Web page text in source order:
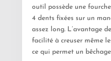
outil possède une
4 dents fixées sur un
assez long. L’avantage
facilité à creuser même
ce qui permet un